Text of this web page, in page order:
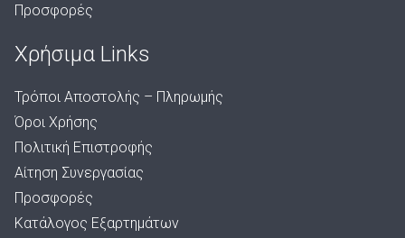
Προσφορές
Χρήσιμα Links
Τρόποι Αποστολής – Πληρωμής
Όροι Χρήσης
Πολιτική Επιστροφής
Αίτηση Συνεργασίας
Προσφορές
Κατάλογος Εξαρτημάτων